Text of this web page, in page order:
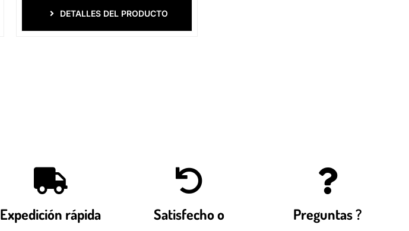
DETALLES DEL PRODUCTO
Expedición rápida
Satisfecho o
Preguntas ?